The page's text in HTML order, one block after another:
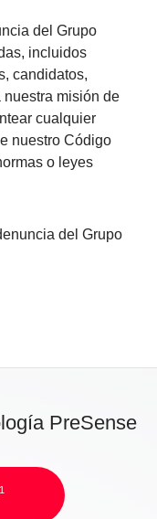
del Grupo
incluidos
candidatos,
nuestra misión de
cualquier
nuestro Código
o leyes
del Grupo
PreSense
1